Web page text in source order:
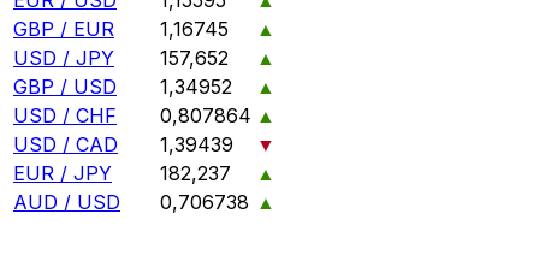
GBP / EUR
1,16745
▲
USD / JPY
157,652
▲
GBP / USD
1,34952
▲
USD / CHF
0,807864 ▲
USD / CAD
1,39439
▼
EUR / JPY
182,237
▲
AUD / USD
0,706738 ▲